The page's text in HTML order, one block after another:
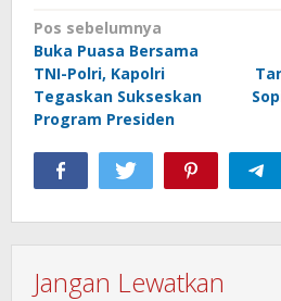
Navigasi
pos
Pos sebelumnya
Buka Puasa Bersama
TNI-Polri, Kapolri
Tegaskan Sukseskan
Program Presiden
Jangan Lewatkan